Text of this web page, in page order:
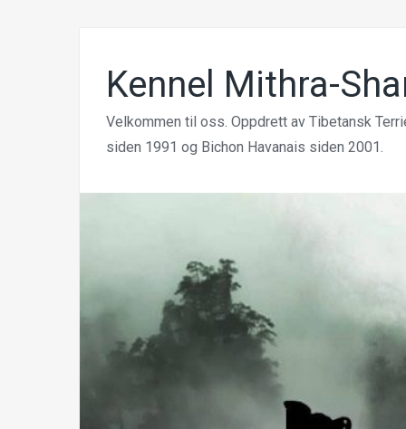
Kennel Mithra-
Velkommen til oss. Oppdrett av Tibetansk
siden 1991 og Bichon Havanais siden 2001.